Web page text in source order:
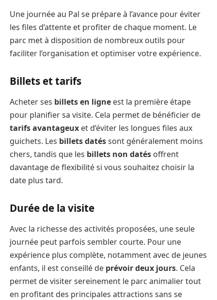
Une journée au Pal se prépare à l’avance pour éviter
les files d’attente et profiter de chaque moment. Le
parc met à disposition de nombreux outils pour
faciliter l’organisation et optimiser votre expérience.
Billets et tarifs
Acheter ses billets en ligne est la première étape
pour planifier sa visite. Cela permet de bénéficier de
tarifs avantageux et d’éviter les longues files aux
guichets. Les billets datéssont généralement moins
chers, tandis que les billets non datés offrent
davantage de flexibilité si vous souhaitez choisir la
date plus tard.
Durée de la visite
Avec la richesse des activités proposées, une seule
journée peut parfois sembler courte. Pour une
expérience plus complète, notamment avec de jeunes
enfants, il est conseillé de prévoir deux jours. Cela
permet de visiter sereinement le parc animalier tout
en profitant des principales attractions sans se